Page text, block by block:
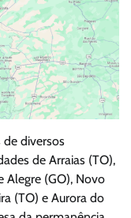
diversos
de Arraias (TO),
Alegre (GO), Novo
(TO) e Aurora do